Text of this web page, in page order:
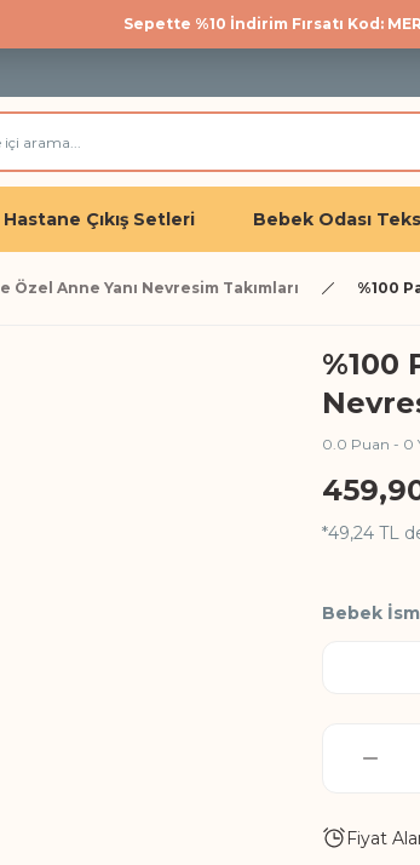
Sepette %10 İndirim Fırsatı Kod:
Üye olan herkese %10
Çıkış Setleri Bebek Odası
Özel Anne Yanı Nevresim Takımları %100
%100
0.0 Puan - 0
*49,24 TL
Bebek
Fiyat